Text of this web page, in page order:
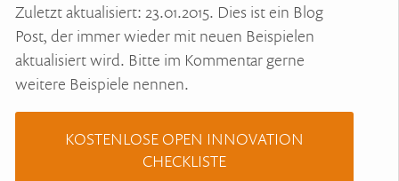
Zuletzt aktualisiert: 23.01.2015. Dies ist ein Blog
Post, der immer wieder mit neuen Beispielen
aktualisiert wird. Bitte im Kommentar gerne
weitere Beispiele nennen.
KOSTENLOSE OPEN INNOVATION
CHECKLISTE